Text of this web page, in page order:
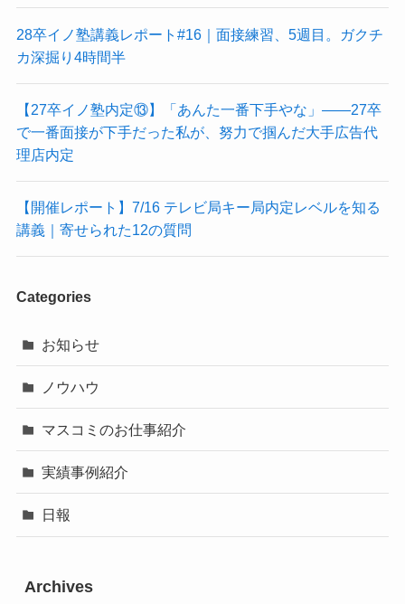
28卒イノ塾講義レポート#16｜面接練習、5週目。ガクチ
カ深掘り4時間半
【27卒イノ塾内定⑬】「あんた一番下手やな」——27卒
で一番面接が下手だった私が、努力で掴んだ大手広告代
理店内定
【開催レポート】7/16 テレビ局キー局内定レベルを知る
講義｜寄せられた12の質問
Categories
お知らせ
ノウハウ
マスコミのお仕事紹介
実績事例紹介
日報
Archives